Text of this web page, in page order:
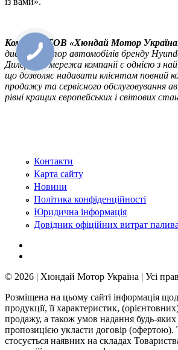
Компанія ТOВ «Хюндай Мотор
дистриб’ютор автомобілів бренду
Дилерська мережа компанії є однією з
що дозволяє надавати клієнтам повний
продажу та сервісного обслуговування
рівні кращих європейських і світових
Контакти
Карта сайту
Новини
Політика конфіденційності
Юридична інформація
Довідник офіційних витрат
© 2026 | Хюндай Мотор Україна | Усі
Розміщена на цьому сайті інформація
продукції, її характеристик,
продажу, а також умов надання будь-
пропозицією укласти договір (офертою).
стосується наявних на складах